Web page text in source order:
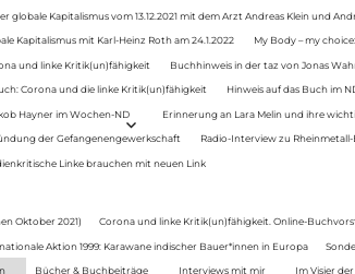
globale Kapitalismus vom 13.12.2021 mit dem Arzt Andreas Klein und
Kapitalismus mit Karl-Heinz Roth am 24.1.2022 My Body – my
und linke Kritik(un)fähigkeit Buchhinweis in der taz von Jonas
Corona und die linke Kritik(un)fähigkeit Hinweis auf das Buch im
Hayner im Wochen-ND Erinnerung an Lara Melin und ihre
der Gefangenengewerkschaft Radio-Interview zu
Linke brauchen mit neuen Link
Oktober 2021) Corona und linke Kritik(un)fähigkeit. Online-
Aktion 1999: Karawane indischer Bauer*innen in Europa
Bücher & Buchbeiträge Interviews mit mir Im Visier